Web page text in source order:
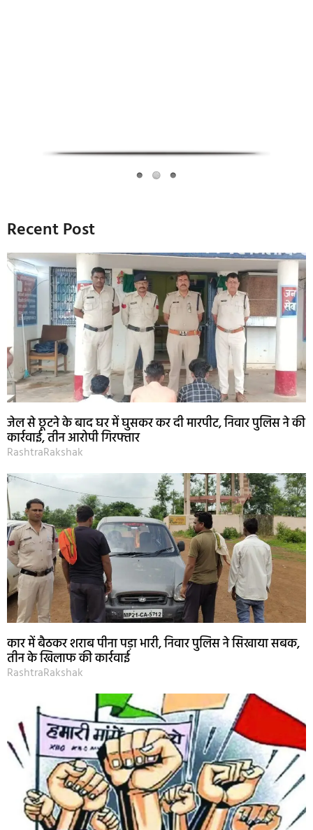
Recent Post
जेल से छूटने के बाद घर में घुसकर कर दी मारपीट, निवार पुलिस ने की
कार्रवाई, तीन आरोपी गिरफ्तार
RashtraRakshak
कार में बैठकर शराब पीना पड़ा भारी, निवार पुलिस ने सिखाया सबक,
तीन के खिलाफ की कार्रवाई
RashtraRakshak